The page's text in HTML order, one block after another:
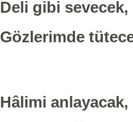
Deli gibi
Gözlerimde
Hâlimi